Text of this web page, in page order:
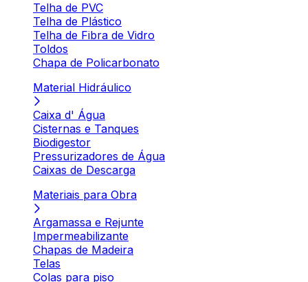
Telha de PVC
Telha de Plástico
Telha de Fibra de Vidro
Toldos
Chapa de Policarbonato
Material Hidráulico
Caixa d' Água
Cisternas e Tanques
Biodigestor
Pressurizadores de Água
Caixas de Descarga
Materiais para Obra
Argamassa e Rejunte
Impermeabilizante
Chapas de Madeira
Telas
Colas para piso